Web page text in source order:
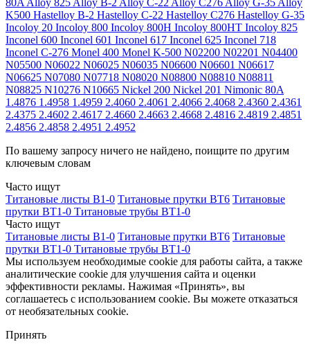
80A Alloy 825 Alloy B-2 Alloy C-22 Alloy C276 Alloy G-35 Alloy
K500 Hastelloy B-2 Hastelloy C-22 Hastelloy C276 Hastelloy G-35
Incoloy 20 Incoloy 800 Incoloy 800H Incoloy 800HT Incoloy 825
Inconel 600 Inconel 601 Inconel 617 Inconel 625 Inconel 718
Inconel C-276 Monel 400 Monel K-500 N02200 N02201 N04400
N05500 N06022 N06025 N06035 N06600 N06601 N06617
N06625 N07080 N07718 N08020 N08800 N08810 N08811
N08825 N10276 N10665 Nickel 200 Nickel 201 Nimonic 80A
1.4876 1.4958 1.4959 2.4060 2.4061 2.4066 2.4068 2.4360 2.4361
2.4375 2.4602 2.4617 2.4660 2.4663 2.4668 2.4816 2.4819 2.4851
2.4856 2.4858 2.4951 2.4952
По вашему запросу ничего не найдено, поищите по другим
ключевым словам
Часто ищут
Титановые листы В1-0 Титановые прутки ВТ6 Титановые
прутки ВТ1-0 Титановые трубы ВТ1-0
Часто ищут
Титановые листы В1-0 Титановые прутки ВТ6 Титановые
прутки ВТ1-0 Титановые трубы ВТ1-0
Мы используем необходимые cookie для работы сайта, а также
аналитические cookie для улучшения сайта и оценки
эффективности рекламы. Нажимая «Принять», вы
соглашаетесь с использованием cookie. Вы можете отказаться
от необязательных cookie.
Принять